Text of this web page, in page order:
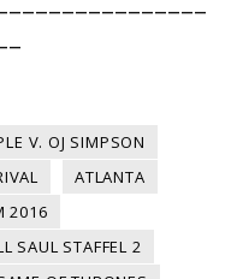
V. OJ SIMPSON
ATLANTA
2016
SAUL STAFFEL 2